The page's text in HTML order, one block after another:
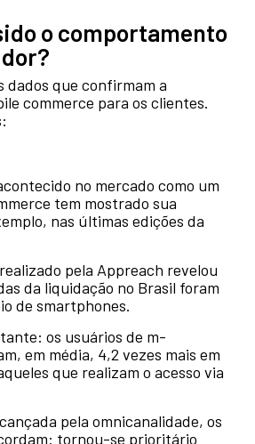
o comportamento
dados que confirmam a
commerce para os clientes.
no mercado como um
tem mostrado sua
nas últimas edições da
pela Appreach revelou
da liquidação no Brasil foram
de smartphones.
os usuários de m-
em média, 4,2 vezes mais em
que realizam o acesso via
pela omnicanalidade, os
tornou-se prioritário